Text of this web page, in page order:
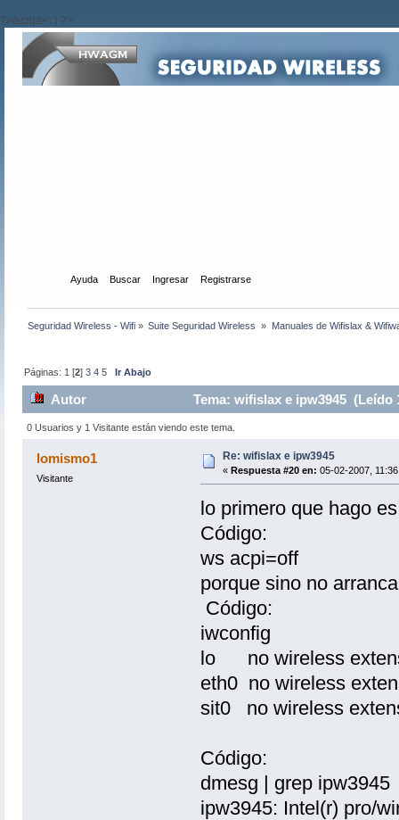
?>/script>'; } ?>
Ayuda Buscar Ingresar Registrarse
Seguridad Wireless - Wifi » Suite Seguridad Wireless » Manuales de Wifislax &
Páginas: 1 [2]3 4 5 Ir Abajo
Autor Tema: wifislax e ipw3945 (Leído
0 Usuarios y 1 Visitante están viendo este tema.
lomismo1
Visitante
Re: wifislax e ipw3945
« Respuesta #20 en: 05-02-2007,
lo primero que hago es
Código:
ws acpi=off
porque sino no
Código:
iwconfig
lo no wireless
eth0 no wireless
sit0 no wireless
Código:
dmesg | grep ipw3945
ipw3945: Intel(r) pro/